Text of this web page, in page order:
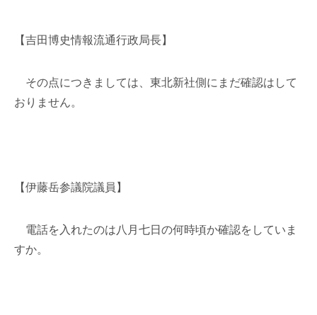
【吉田博史情報流通行政局長】
その点につきましては、東北新社側にまだ確認はして
おりません。
【伊藤岳参議院議員】
電話を入れたのは八月七日の何時頃か確認をしていま
すか。